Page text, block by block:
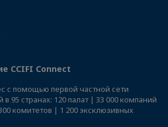
CCIFI Connect
с помощью первой частной сети
95 странах: 120 палат | 33 000 компаний
комитетов | 1 200 эксклюзивных